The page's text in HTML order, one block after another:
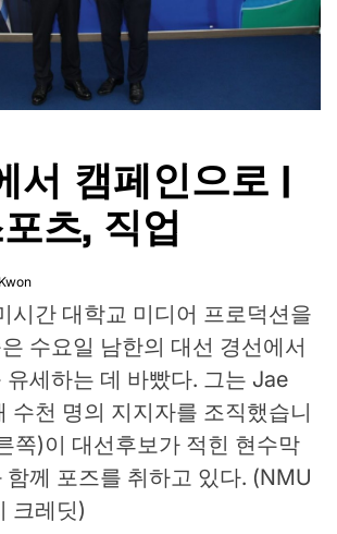
서 캠페인으로 |
츠, 직업
시간 대학교 미디어 프로덕션을
수요일 남한의 대선 경선에서
유세하는 데 바빴다. 그는 Jae
수천 명의 지지자를 조직했습니
쪽)이 대선후보가 적힌 현수막
함께 포즈를 취하고 있다. (NMU
크레딧)